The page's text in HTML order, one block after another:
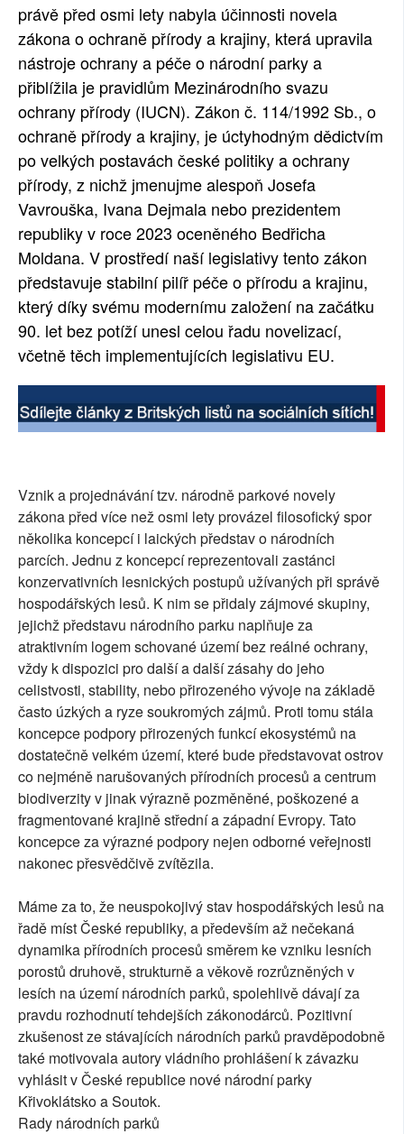
právě před osmi lety nabyla účinnosti novela
zákona o ochraně přírody a krajiny, která upravila
nástroje ochrany a péče o národní parky a
přiblížila je pravidlům Mezinárodního svazu
ochrany přírody (IUCN). Zákon č. 114/1992 Sb., o
ochraně přírody a krajiny, je úctyhodným dědictvím
po velkých postavách české politiky a ochrany
přírody, z nichž jmenujme alespoň Josefa
Vavrouška, Ivana Dejmala nebo prezidentem
republiky v roce 2023 oceněného Bedřicha
Moldana. V prostředí naší legislativy tento zákon
představuje stabilní pilíř péče o přírodu a krajinu,
který díky svému modernímu založení na začátku
90. let bez potíží unesl celou řadu novelizací,
včetně těch implementujících legislativu EU.
Vznik a projednávání tzv. národně parkové novely
zákona před více než osmi lety provázel filosofický spor
několika koncepcí i laických představ o národních
parcích. Jednu z koncepcí reprezentovali zastánci
konzervativních lesnických postupů užívaných při správě
hospodářských lesů. K nim se přidaly zájmové skupiny,
jejichž představu národního parku naplňuje za
atraktivním logem schované území bez reálné ochrany,
vždy k dispozici pro další a další zásahy do jeho
celistvosti, stability, nebo přirozeného vývoje na základě
často úzkých a ryze soukromých zájmů. Proti tomu stála
koncepce podpory přirozených funkcí ekosystémů na
dostatečně velkém území, které bude představovat ostrov
co nejméně narušovaných přírodních procesů a centrum
biodiverzity v jinak výrazně pozměněné, poškozené a
fragmentované krajině střední a západní Evropy. Tato
koncepce za výrazné podpory nejen odborné veřejnosti
nakonec přesvědčivě zvítězila.
Máme za to, že neuspokojivý stav hospodářských lesů na
řadě míst České republiky, a především až nečekaná
dynamika přírodních procesů směrem ke vzniku lesních
porostů druhově, strukturně a věkově rozrůzněných v
lesích na území národních parků, spolehlivě dávají za
pravdu rozhodnutí tehdejších zákonodárců. Pozitivní
zkušenost ze stávajících národních parků pravděpodobně
také motivovala autory vládního prohlášení k závazku
vyhlásit v České republice nové národní parky
Křivoklátsko a Soutok.
Rady národních parků